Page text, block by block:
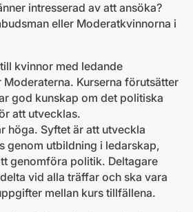
intresserad av att ansöka?
eller Moderatkvinnorna i
kvinnor med ledande
Kurserna förutsätter
god kunskap om det politiska
att utvecklas.
höga. Syftet är att utveckla
genom utbildning i ledarskap,
genomföra politik. Deltagare
vid alla träffar och ska vara
mellan kurs­ tillfällena.